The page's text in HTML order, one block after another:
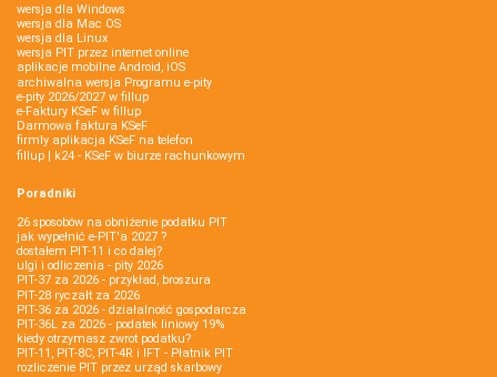
wersja dla Windows
wersja dla Mac OS
wersja dla Linux
wersja PIT przez internet online
aplikacje mobilne Android, iOS
archiwalna wersja Programu e-pity
e-pity 2026/2027 w fillup
e‑Faktury KSeF w fillup
Darmowa faktura KSeF
firmly aplikacja KSeF na telefon
fillup | k24 - KSeF w biurze rachunkowym
Poradniki
26 sposobów na obniżenie podatku PIT
jak wypełnić e-PIT'a 2027 ?
dostałem PIT-11 i co dalej?
ulgi i odliczenia - pity 2026
PIT-37 za 2026 - przykład, broszura
PIT-28 ryczałt za 2026
PIT-36 za 2026 - działalność gospodarcza
PIT-36L za 2026 - podatek liniowy 19%
kiedy otrzymasz zwrot podatku?
PIT-11, PIT-8C, PIT-4R i IFT - Płatnik PIT
rozliczenie PIT przez urząd skarbowy